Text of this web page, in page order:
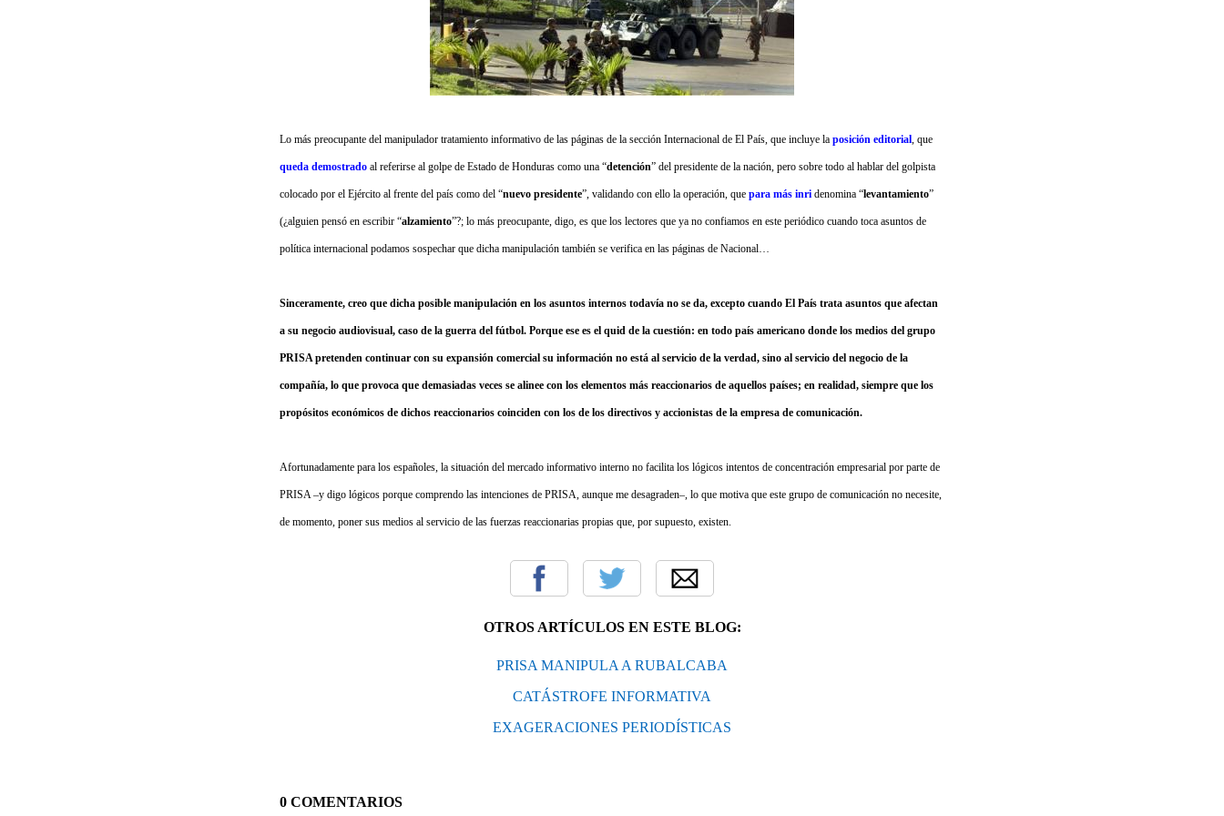
Lo más preocupante del manipulador tratamiento informativo de las páginas de la sección Internacional de El País, que incluye la posición editorial , que
queda demostrado al referirse al golpe de Estado de Honduras como una “detención” del presidente de la nación, pero sobre todo al hablar del golpista
colocado por el Ejército al frente del país como del “nuevo presidente”, validando con ello la operación, que para más inri denomina “levantamiento”
(¿alguien pensó en escribir “alzamiento”?; lo más preocupante, digo, es que los lectores que ya no confiamos en este periódico cuando toca asuntos de
política internacional podamos sospechar que dicha manipulación también se verifica en las páginas de Nacional…
Sinceramente, creo que dicha posible manipulación en los asuntos internos todavía no se da, excepto cuando El País trata asuntos que afectan
a su negocio audiovisual, caso de la guerra del fútbol. Porque ese es el quid de la cuestión: en todo país americano donde los medios del grupo
PRISA pretenden continuar con su expansión comercial su información no está al servicio de la verdad, sino al servicio del negocio de la
compañía, lo que provoca que demasiadas veces se alinee con los elementos más reaccionarios de aquellos países; en realidad, siempre que los
propósitos económicos de dichos reaccionarios coinciden con los de los directivos y accionistas de la empresa de comunicación.
Afortunadamente para los españoles, la situación del mercado informativo interno no facilita los lógicos intentos de concentración empresarial por parte de
PRISA –y digo lógicos porque comprendo las intenciones de PRISA, aunque me desagraden–, lo que motiva que este grupo de comunicación no necesite,
de momento, poner sus medios al servicio de las fuerzas reaccionarias propias que, por supuesto, existen.
OTROS ARTÍCULOS EN ESTE BLOG:
PRISA MANIPULA A RUBALCABA
CATÁSTROFE INFORMATIVA
EXAGERACIONES PERIODÍSTICAS
0 COMENTARIOS